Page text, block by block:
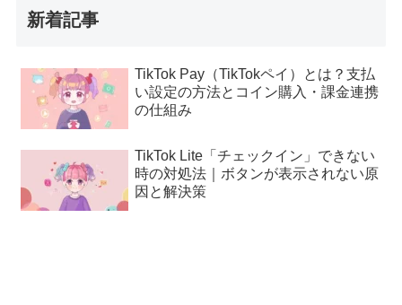
新着記事
TikTok Pay（TikTokペイ）とは？支払
い設定の方法とコイン購入・課金連携
の仕組み
TikTok Lite「チェックイン」できない
時の対処法｜ボタンが表示されない原
因と解決策